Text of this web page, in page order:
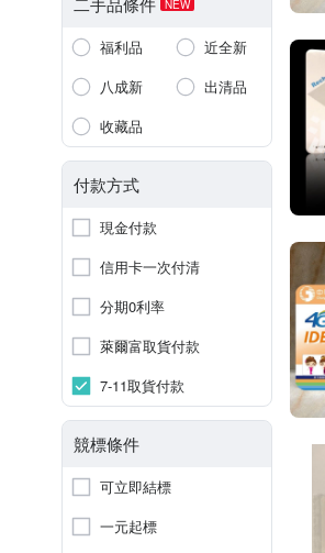
NEW
福利品
近全新
八成新
出清品
收藏品
付款方式
現金付款
信用卡一次付清
分期0利率
萊爾富取貨付款
7-11取貨付款
競標條件
可立即結標
一元起標